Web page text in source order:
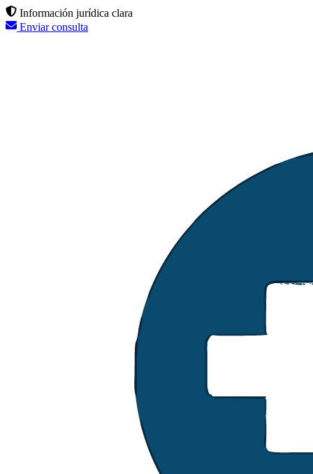
Información jurídica clara
Enviar consulta